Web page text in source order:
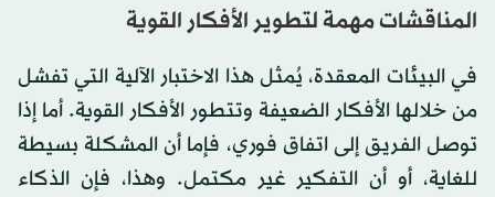
المناقشات مهمة لتطوير الأفكار القوية
في البيئات المعقدة، يُمثل هذا الاختبار الآلية التي تفشل
من خلالها الأفكار الضعيفة وتتطور الأفكار القوية. أما إذا
توصل الفريق إلى اتفاق فوري، فإما أن المشكلة بسيطة
للغاية، أو أن التفكير غير مكتمل. وهذا، فإن الذكاء